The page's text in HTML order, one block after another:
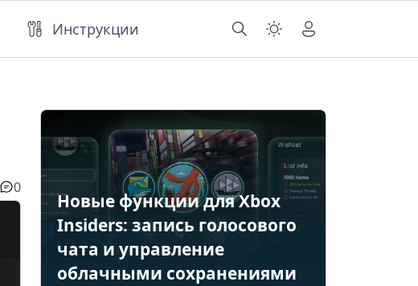
Инструкции
0
Новые функции для Xbox
Insiders: запись голосового
чата и управление
облачными сохранениями